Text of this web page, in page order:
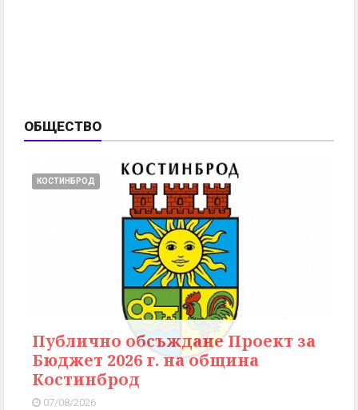
ОБЩЕСТВО
КОСТИНБРОД
Публично обсъждане Проект за
Бюджет 2026 г. на община
Костинброд
07/08/2026